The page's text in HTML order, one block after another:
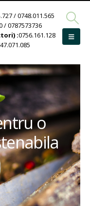
/ 0748.011.565
/ 0787573736
:0756.161.128
o